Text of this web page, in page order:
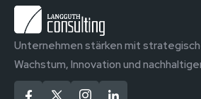
Unternehmen stärken mit
Wachstum, Innovation und